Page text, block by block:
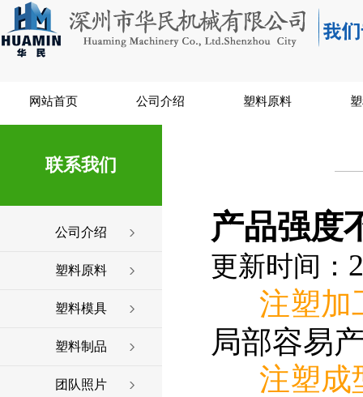
网站首页 公司介绍 塑料原料
联系我们
公司介绍
塑料原料
塑料模具
塑料制品
团队照片
产品强度
更新时间：
注塑加
局部容易
注塑成